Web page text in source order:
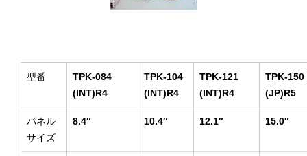
型番
TPK-084
(INT)R4
TPK-104
(INT)R4
TPK-121
(INT)R4
TPK-150
(JP)R5
パネル
サイズ
8.4″ 10.4″ 12.1″ 15.0″